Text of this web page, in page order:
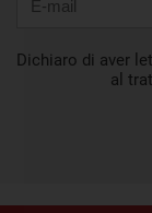
Dichiaro di aver
al